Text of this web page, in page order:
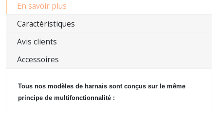
En savoir plus
Caractéristiques
Avis clients
Accessoires
Tous nos modèles de harnais sont conçus sur le même
principe de multifonctionnalité :